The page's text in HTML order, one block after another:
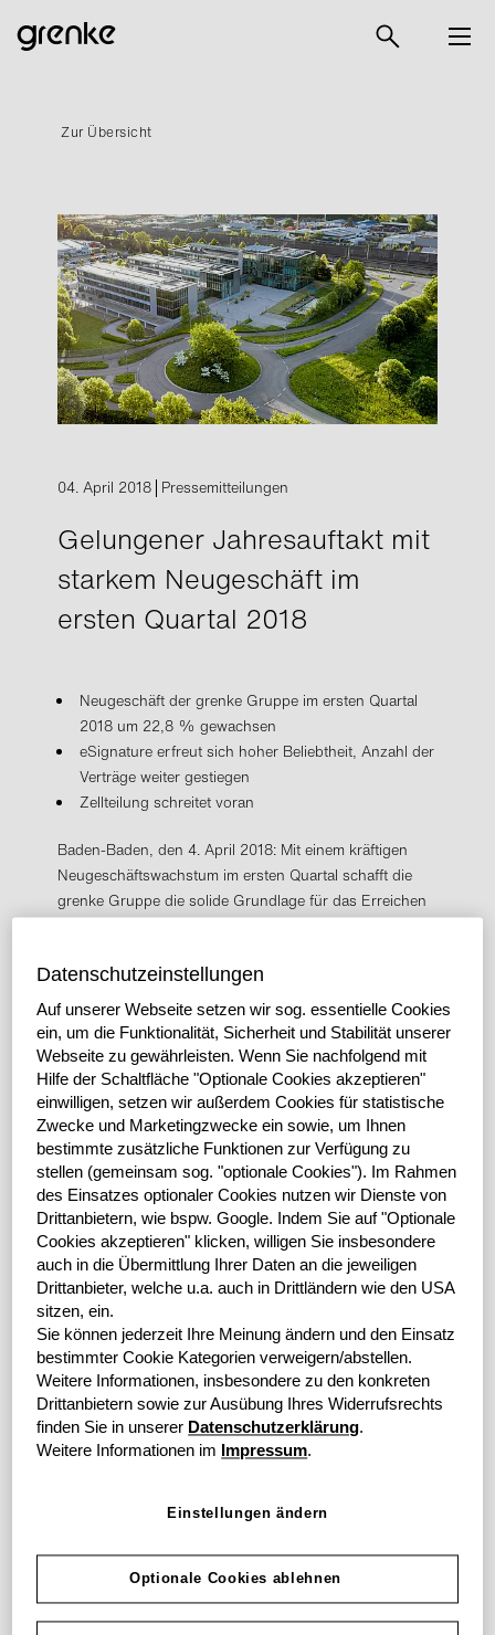
Zur Übersicht
04. April 2018 Pressemitteilungen
Gelungener Jahresauftakt mit
starkem Neugeschäft im
ersten Quartal 2018
Neugeschäft der grenke Gruppe im ersten Quartal
2018 um 22,8 % gewachsen
eSignature erfreut sich hoher Beliebtheit, Anzahl der
Verträge weiter gestiegen
Zellteilung schreitet voran
Baden-Baden, den 4. April 2018: Mit einem kräftigen
Neugeschäftswachstum im ersten Quartal schafft die
grenke Gruppe die solide Grundlage für das Erreichen
neu erworbener Leasinggegenstände – stieg gegenüber
Vorjahr um 23,3 % auf 549,2 Mio. EUR (3M-2017:
445,6 Mio. EUR). Erfreulich entwickelte sich ebenso das
Neugeschäft der grenke Gruppe Factoring. Die Summe
der angekauften Forderungen nahm gegenüber Vorjahr
um 19,6 % auf 116,8 Mio. EUR (3M-2017: 97,7 Mio.
EUR) zu.
„2018 ist für uns ein ganz besonderes Jahr, denn wir
blicken auf vier Jahrzehnte äußerst erfolgreicher
Unternehmensgeschichte zurück. 40 Jahre, in denen
wir gewachsen sind und uns auf globaler Ebene
attraktive Märkte erschlossen haben. Das wichtigste
jedoch ist, dass wir weiterhin die sich bietenden
Wachstumschancen konsequent ergreifen und unsere
innovativen Produkte herausstellen. Mit dem
Neugeschäft des ersten Quartals 2018 sind wir auch in
diesem Sinne mit dem Jahresauftakt sehr zufrieden.“,
kommentierte Antje Leminsky, seit 1. März 2018
Vorstandsvorsitzende der grenke AG, den Erfolg der
hohem Wachstum sehr zufriedenstellend: Im Segment
Leasing betrug der Deckungsbeitrag 2 (DB2) 97,1 Mio.
EUR nach 80,8 Mio. EUR in den ersten drei Monaten
Datenschutzeinstellungen
Auf unserer Webseite setzen wir sog. essentielle Cookies
ein, um die Funktionalität, Sicherheit und Stabilität unserer
Webseite zu gewährleisten.Wenn Sie nachfolgend mit
Hilfe der Schaltfläche "Optionale Cookies akzeptieren"
einwilligen, setzen wir außerdem Cookies für statistische
Zwecke und Marketingzwecke ein sowie, um Ihnen
bestimmte zusätzliche Funktionen zur Verfügung zu
stellen (gemeinsam sog. "optionale Cookies").
Im Rahmen
des Einsatzes optionaler Cookies nutzen wir Dienste von
Drittanbietern, wie bspw. Google.
Indem Sie auf "Optionale
Cookies akzeptieren" klicken, willigen Sie insbesondere
auch in die Übermittlung Ihrer Daten an die jeweiligen
Drittanbieter, welche u.a. auch in Drittländern wie den USA
sitzen, ein.
Sie können jederzeit Ihre Meinung ändern und den Einsatz
bestimmter Cookie Kategorien verweigern/abstellen.
Weitere Informationen, insbesondere zu den konkreten
Drittanbietern sowie zur Ausübung Ihres Widerrufsrechts
finden Sie in unserer Datenschutzerklärung.
Weitere Informationen im
Impressum.
Einstellungen ändern
Optionale Cookies ablehnen